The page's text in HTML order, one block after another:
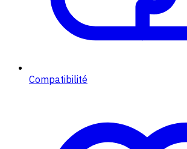
Compatibilité